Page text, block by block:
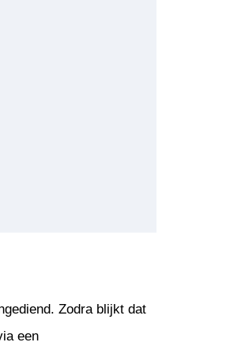
Zodra blijkt dat
een